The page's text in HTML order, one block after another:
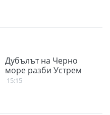
Дубълът на Черно
море разби Устрем
15:15